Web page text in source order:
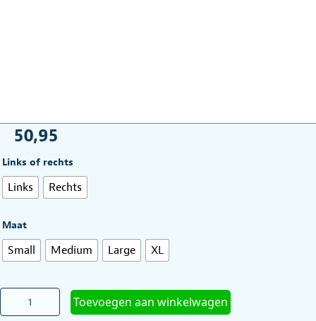
50,95
Links of rechts
Links Rechts
Maat
Small Medium Large XL
Polsbandage
Selection
Toevoegen aan winkelwagen